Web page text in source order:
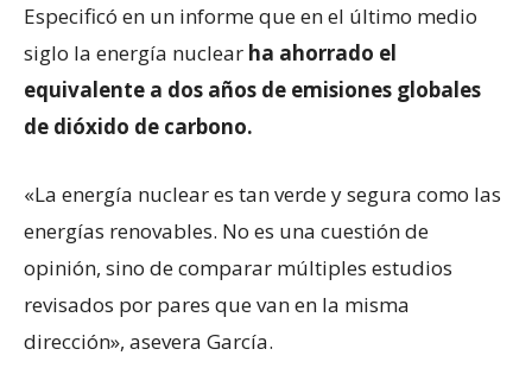
Especificó en un informe que en el último medio
siglo la energía nuclear ha ahorrado el
equivalente a dos años de emisiones globales
de dióxido de carbono.
«La energía nuclear es tan verde y segura como las
energías renovables. No es una cuestión de
opinión, sino de comparar múltiples estudios
revisados por pares que van en la misma
dirección», asevera García.